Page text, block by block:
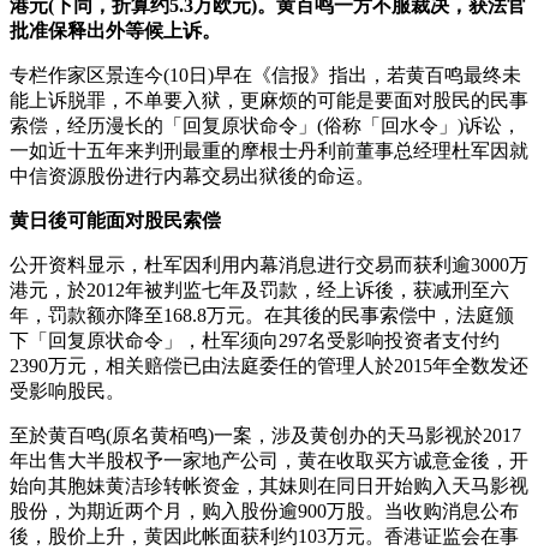
港元(下同，折算约5.3万欧元)。黄百鸣一方不服裁决，获法官
批准保释出外等候上诉。
专栏作家区景连今(10日)早在《信报》指出，若黄百鸣最终未
能上诉脱罪，不单要入狱，更麻烦的可能是要面对股民的民事
索偿，经历漫长的「回复原状命令」(俗称「回水令」)诉讼，
一如近十五年来判刑最重的摩根士丹利前董事总经理杜军因就
中信资源股份进行内幕交易出狱後的命运。
黄日後可能面对股民索偿
公开资料显示，杜军因利用内幕消息进行交易而获利逾3000万
港元，於2012年被判监七年及罚款，经上诉後，获减刑至六
年，罚款额亦降至168.8万元。在其後的民事索偿中，法庭颁
下「回复原状命令」，杜军须向297名受影响投资者支付约
2390万元，相关赔偿已由法庭委任的管理人於2015年全数发还
受影响股民。
至於黄百鸣(原名黄栢鸣)一案，涉及黄创办的天马影视於2017
年出售大半股权予一家地产公司，黄在收取买方诚意金後，开
始向其胞妹黄洁珍转帐资金，其妹则在同日开始购入天马影视
股份，为期近两个月，购入股份逾900万股。当收购消息公布
後，股价上升，黄因此帐面获利约103万元。香港证监会在事